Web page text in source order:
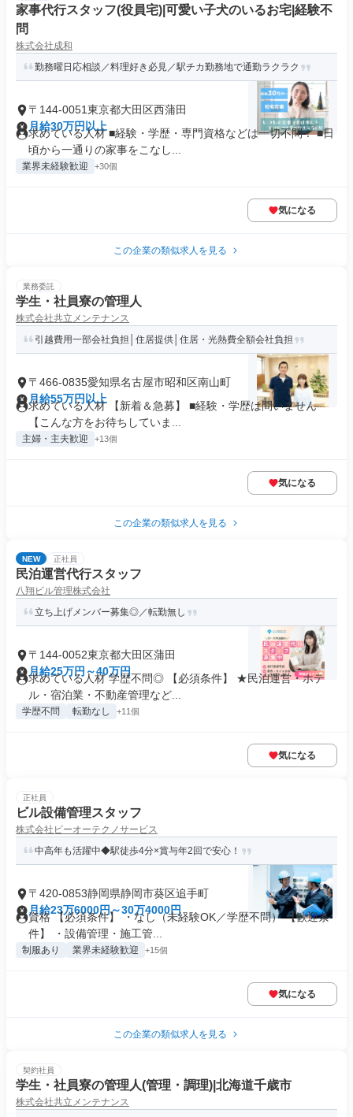
家事代行スタッフ(役員宅)|可愛い子犬のいるお宅|経験不
問
株式会社成和
勤務曜日応相談／料理好き必見／駅チカ勤務地で通勤ラクラク
〒144-0051東京都大田区西蒲田
月給30万円以上
求めている人材 ■経験・学歴・専門資格などは一切不問！ ■日
頃から一通りの家事をこなし...
業界未経験歓迎 +30個
気になる
この企業の類似求人を見る
業務委託
学生・社員寮の管理人
株式会社共立メンテナンス
引越費用一部会社負担│住居提供│住居・光熱費全額会社負担
〒466-0835愛知県名古屋市昭和区南山町
月給55万円以上
求めている人材 【新着＆急募】 ■経験・学歴は問いません
【こんな方をお待ちしていま...
主婦・主夫歓迎 +13個
気になる
この企業の類似求人を見る
NEW 正社員
民泊運営代行スタッフ
八翔ビル管理株式会社
立ち上げメンバー募集◎／転勤無し
〒144-0052東京都大田区蒲田
月給25万円～40万円
求めている人材 学歴不問◎ 【必須条件】 ★民泊運営・ホテ
ル・宿泊業・不動産管理など...
学歴不問 転勤なし +11個
気になる
正社員
ビル設備管理スタッフ
株式会社ピーオーテクノサービス
中高年も活躍中◆駅徒歩4分×賞与年2回で安心！
〒420-0853静岡県静岡市葵区追手町
月給23万6000円～30万4000円
資格 【必須条件】 ・なし（未経験OK／学歴不問） 【歓迎条
件】 ・設備管理・施工管...
制服あり 業界未経験歓迎 +15個
気になる
この企業の類似求人を見る
契約社員
学生・社員寮の管理人(管理・調理)|北海道千歳市
株式会社共立メンテナンス